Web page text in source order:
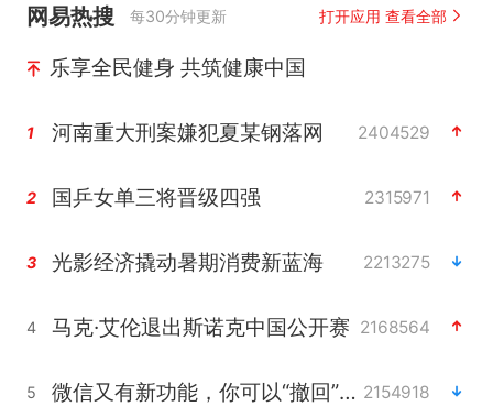
网易热搜 每30分钟更新 打开应用 查看全部
乐享全民健身 共筑健康中国
1 河南重大刑案嫌犯夏某钢落网 2404529
2 国乒女单三将晋级四强 2315971
3 光影经济撬动暑期消费新蓝海 2213275
4 马克·艾伦退出斯诺克中国公开赛 2168564
5 微信又有新功能，你可以“撤回”你的撤回了！ 2154918